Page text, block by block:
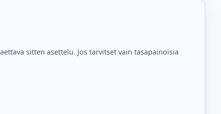
sitten asettelu. Jos tarvitset vain tasapainoisia